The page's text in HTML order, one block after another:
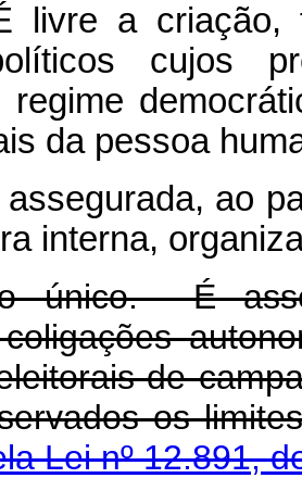
livre a criação,
cujos
regime
da pessoa
assegurada, ao
interna,
único. É
de
Lei nº 12.891,